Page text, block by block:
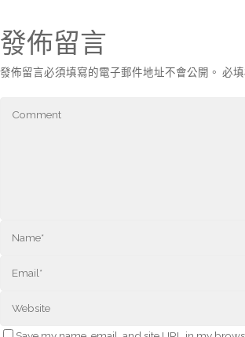
發佈留言
發佈留言必須填寫的電子郵件地址不會公開。 必